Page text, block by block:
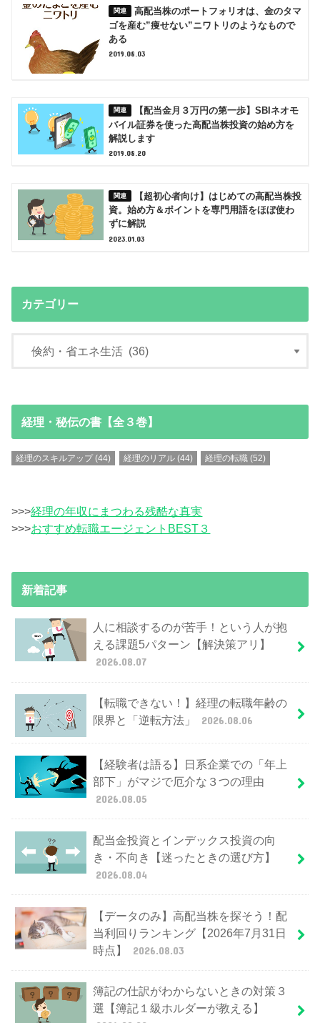
高配当株のポートフォリオは、金のタマ
ゴを産む”痩せない”ニワトリのようなもので
ある
2019.08.03
【配当金月３万円の第一歩】SBIネオモ
バイル証券を使った高配当株投資の始め方を
解説します
2019.08.20
【超初心者向け】はじめての高配当株投
資。始め方＆ポイントを専門用語をほぼ使わ
ずに解説
2023.01.03
カテゴリー
経理・秘伝の書【全３巻】
経理のスキルアップ (44) 経理のリアル(44) 経理の転職 (52)
>>>経理の年収にまつわる残酷な真実
>>>おすすめ転職エージェントBEST３
新着記事
人に相談するのが苦手！という人が抱
える課題5パターン【解決策アリ】
2026.08.07
【転職できない！】経理の転職年齢の
限界と「逆転方法」
2026.08.06
【経験者は語る】日系企業での「年上
部下」がマジで厄介な３つの理由
2026.08.05
配当金投資とインデックス投資の向
き・不向き【迷ったときの選び方】
2026.08.04
【データのみ】高配当株を探そう！配
当利回りランキング【2026年7月31日
時点】
2026.08.03
簿記の仕訳がわからないときの対策３
選【簿記１級ホルダーが教える】